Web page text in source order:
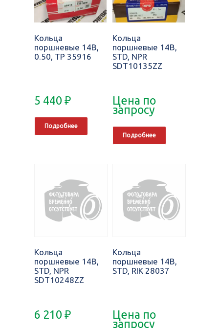
Кольца
поршневые 14B,
0.50, TP 35916
5 440 ₽
Подробнее
Кольца
поршневые 14B,
STD, NPR
SDT10135ZZ
Цена по
запросу
Подробнее
Кольца
поршневые 14B,
STD, NPR
SDT10248ZZ
6 210 ₽
Кольца
поршневые 14B,
STD, RIK 28037
Цена по
запросу